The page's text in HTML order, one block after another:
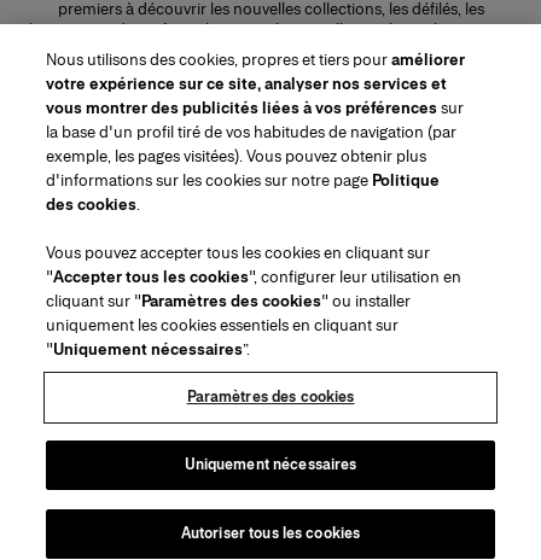
premiers à découvrir les nouvelles collections, les défilés, les
lancements de parfums, les conseils maquillage et bien plus encore.
Adresse e-mail
Service à la clientèle
Trouver une boutique
Contactez-nous
Livraisons et Retours Beauté
Retourner ma commande
FAQs
Service d'emballage cadeau
(s'ouvre dans un nouvel onglet)
À propos de nous
House of Herrera
Emplois
(s'ouvre dans un nouvel onglet)
chcarolinaherrera.com
(s'ouvre dans un nouvel onglet)
Mentions légales et cookies
Conditions générales
Conditions Générales de Vente Beauté
Conditions Générales de Vente Mode
Déclaration d'accessibilité
VTO Data Processing Notice
Politique de confidentialité
Politique en matière de cookies
Sitemap
Droits d'auteur 2026 Carolina Herrera
Nous utilisons des cookies, propres et tiers pouraméliorer
votre expérience sur ce site, analyser nos services et
vous montrer des publicités liées à vos préférencessur
la base d'un profil tiré de vos habitudes de navigation (par
exemple, les pages visitées). Vous pouvez obtenir plus
d'informations sur les cookies sur notre page Politique
des cookies.
Vous pouvez accepter tous les cookies en cliquant sur
"Accepter tous les cookies", configurer leur utilisation en
cliquant sur "Paramètres des cookies" ou installer
uniquement les cookies essentiels en cliquant sur
"Uniquement nécessaires”.
Paramètres des cookies
Uniquement nécessaires
Autoriser tous les cookies